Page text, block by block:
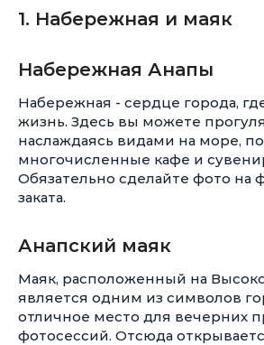
1. Набережная и маяк
Набережная Анапы
Набережная - сердце города,
жизнь. Здесь вы можете
наслаждаясь видами на море,
многочисленные кафе и
Обязательно сделайте фото на
заката.
Анапский маяк
Маяк, расположенный на
является одним из символов
отличное место для вечерних
фотосессий. Отсюда